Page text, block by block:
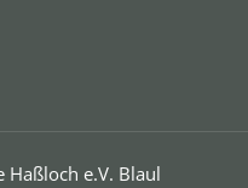
e.V. Blaul